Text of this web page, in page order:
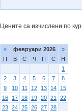
Цените са изчислени по
« февруари 2026
»
П
В С Ч П С
Н
1
2
3 4 5 6 7
8
9
10 11 12 13 14
15
16
17 18 19 20 21
22
23 24 25 26 27 28